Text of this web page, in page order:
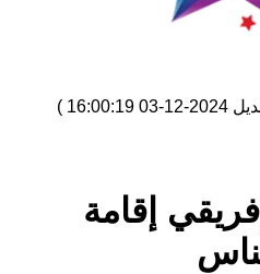
2024-12-03 16:00:19
)
إقامة